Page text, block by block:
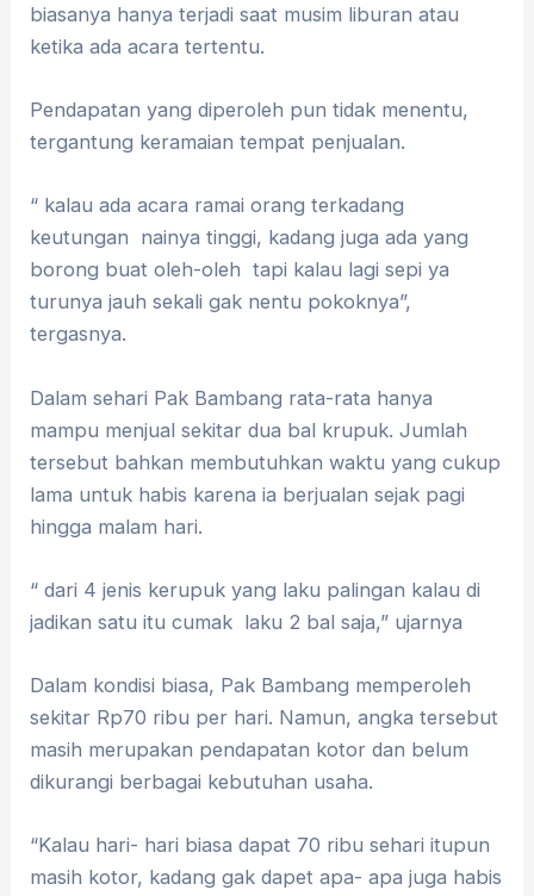
biasanya hanya terjadi saat musim liburan atau
ketika ada acara tertentu.
Pendapatan yang diperoleh pun tidak menentu,
tergantung keramaian tempat penjualan.
“ kalau ada acara ramai orang terkadang
keutungan nainya tinggi, kadang juga ada yang
borong buat oleh-oleh tapi kalau lagi sepi ya
turunya jauh sekali gak nentu pokoknya”,
tergasnya.
Dalam sehari Pak Bambang rata-rata hanya
mampu menjual sekitar dua bal krupuk. Jumlah
tersebut bahkan membutuhkan waktu yang cukup
lama untuk habis karena ia berjualan sejak pagi
hingga malam hari.
“ dari 4 jenis kerupuk yang laku palingan kalau di
jadikan satu itu cumak laku 2 bal saja,” ujarnya
Dalam kondisi biasa, Pak Bambang memperoleh
sekitar Rp70 ribu per hari. Namun, angka tersebut
masih merupakan pendapatan kotor dan belum
dikurangi berbagai kebutuhan usaha.
“Kalau hari- hari biasa dapat 70 ribu sehari itupun
masih kotor, kadang gak dapet apa- apa juga habis